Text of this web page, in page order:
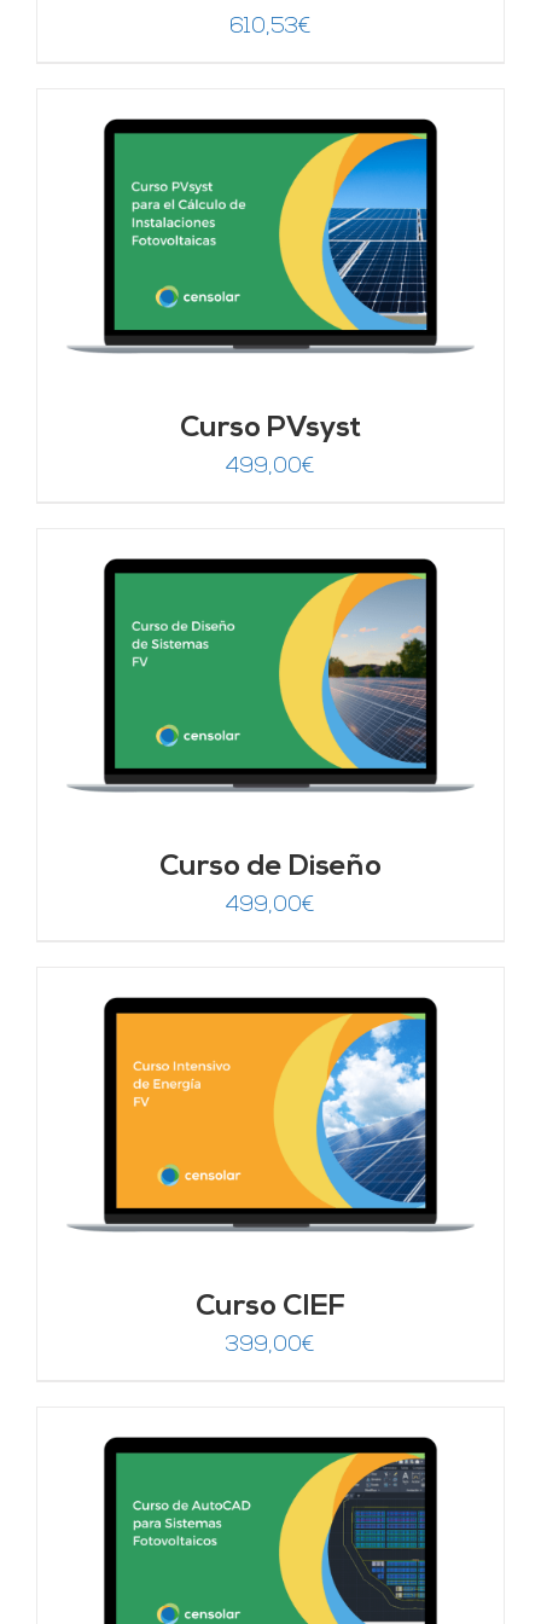
610,53€
Curso PVsyst
499,00€
Curso de Diseño
499,00€
Curso CIEF
399,00€